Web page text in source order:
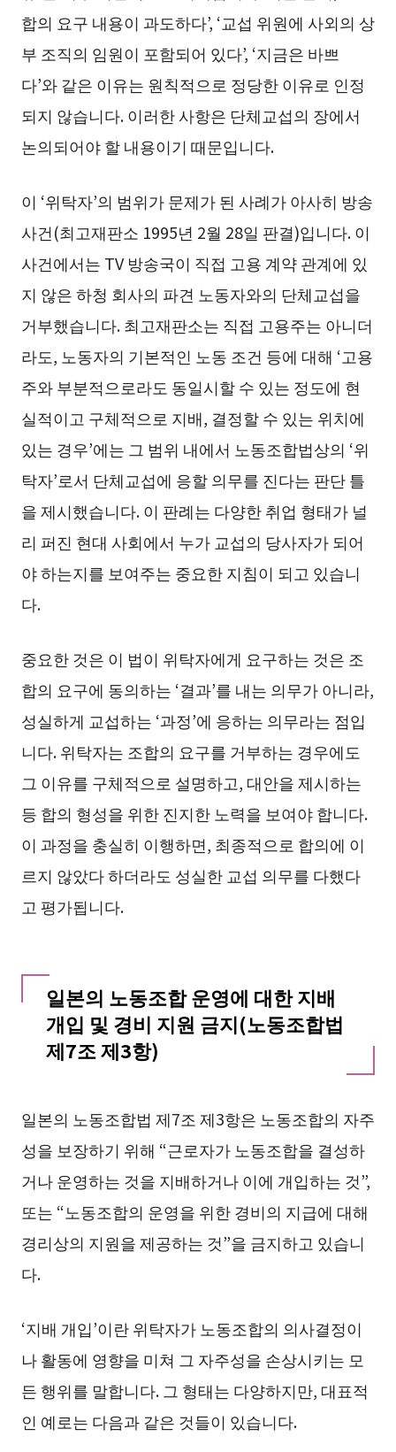
합의 요구 내용이 과도하다’, ‘교섭 위원에 사외의 상
부 조직의 임원이 포함되어 있다’, ‘지금은 바쁘
다’와 같은 이유는 원칙적으로 정당한 이유로 인정
되지 않습니다. 이러한 사항은 단체교섭의 장에서
논의되어야 할 내용이기 때문입니다.
이 ‘위탁자’의 범위가 문제가 된 사례가 아사히 방송
사건(최고재판소 1995년 2월 28일 판결)입니다. 이
사건에서는 TV 방송국이 직접 고용 계약 관계에 있
지 않은 하청 회사의 파견 노동자와의 단체교섭을
거부했습니다. 최고재판소는 직접 고용주는 아니더
라도, 노동자의 기본적인 노동 조건 등에 대해 ‘고용
주와 부분적으로라도 동일시할 수 있는 정도에 현
실적이고 구체적으로 지배, 결정할 수 있는 위치에
있는 경우’에는 그 범위 내에서 노동조합법상의 ‘위
탁자’로서 단체교섭에 응할 의무를 진다는 판단 틀
을 제시했습니다. 이 판례는 다양한 취업 형태가 널
리 퍼진 현대 사회에서 누가 교섭의 당사자가 되어
야 하는지를 보여주는 중요한 지침이 되고 있습니
다.
중요한 것은 이 법이 위탁자에게 요구하는 것은 조
합의 요구에 동의하는 ‘결과’를 내는 의무가 아니라,
성실하게 교섭하는 ‘과정’에 응하는 의무라는 점입
니다. 위탁자는 조합의 요구를 거부하는 경우에도
그 이유를 구체적으로 설명하고, 대안을 제시하는
등 합의 형성을 위한 진지한 노력을 보여야 합니다.
이 과정을 충실히 이행하면, 최종적으로 합의에 이
르지 않았다 하더라도 성실한 교섭 의무를 다했다
고 평가됩니다.
일본의 노동조합 운영에 대한 지배
개입 및 경비 지원 금지(노동조합법
제7조 제3항)
일본의 노동조합법 제7조 제3항은 노동조합의 자주
성을 보장하기 위해 “근로자가 노동조합을 결성하
거나 운영하는 것을 지배하거나 이에 개입하는 것”,
또는 “노동조합의 운영을 위한 경비의 지급에 대해
경리상의 지원을 제공하는 것”을 금지하고 있습니
다.
‘지배 개입’이란 위탁자가 노동조합의 의사결정이
나 활동에 영향을 미쳐 그 자주성을 손상시키는 모
든 행위를 말합니다. 그 형태는 다양하지만, 대표적
인 예로는 다음과 같은 것들이 있습니다.